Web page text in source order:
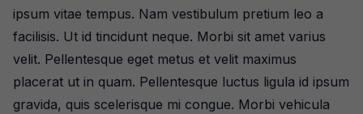
ipsum vitae tempus. Nam vestibulum pretium leo a
facilisis. Ut id tincidunt neque. Morbi sit amet varius
velit. Pellentesque eget metus et velit maximus
placerat ut in quam. Pellentesque luctus ligula id ipsum
gravida, quis scelerisque mi congue. Morbi vehicula